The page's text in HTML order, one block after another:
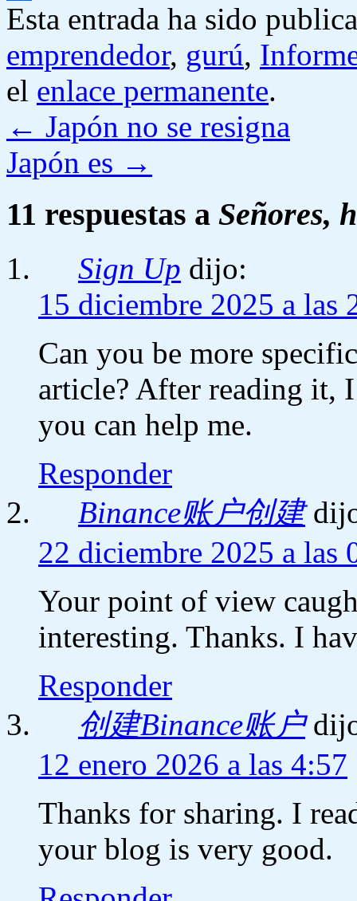
Compartir
Esta entrada ha sido
emprendedor, gurú,
el enlace permanente.
← Japón no se resigna
Japón es →
11 respuestas a Señores,
Sign Up dijo:
15 diciembre 2025 a las
Can you be more
article? After reading it,
you can help me.
Responder
Binance账户创建
22 diciembre 2025 a las
Your point of view
interesting. Thanks. I
Responder
创建Binance账户
12 enero 2026 a las 4:57
Thanks for sharing. I
your blog is very good.